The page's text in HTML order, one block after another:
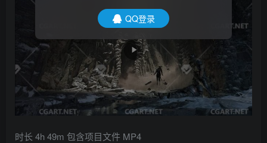
时长 4h 49m 包含项目文件 MP4
QQ登录